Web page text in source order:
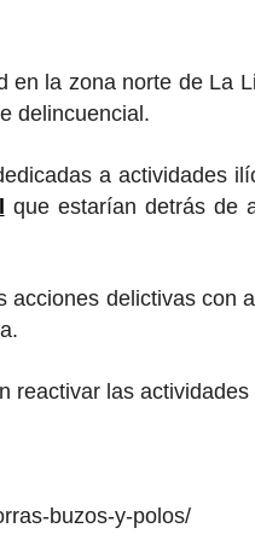
la zona norte de La
delincuencial.
a actividades
que estarían detrás de
delictivas con
reactivar las
buzos-y-polos/